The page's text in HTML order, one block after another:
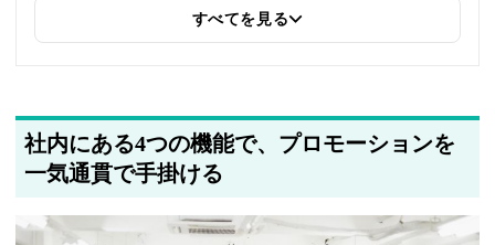
筆者情報を更新しました
すべてを見る
社内にある4つの機能で、プロモーションを
一気通貫で手掛ける